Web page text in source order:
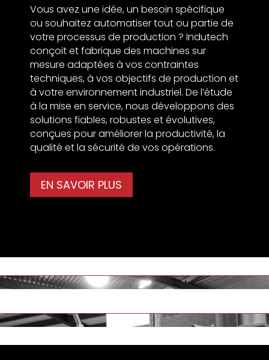
Vous avez une idée, un besoin spécifique
ou souhaitez automatiser tout ou partie de
votre processus de production ? Indutech
conçoit et fabrique des machines sur
mesure adaptées à vos contraintes
techniques, à vos objectifs de production et
à votre environnement industriel. De l’étude
à la mise en service, nous développons des
solutions fiables, robustes et évolutives,
conçues pour améliorer la productivité, la
qualité et la sécurité de vos opérations.
EN SAVOIR PLUS